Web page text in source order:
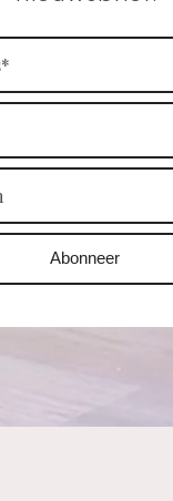
zijn
u aan voor
nieuwsbrief!